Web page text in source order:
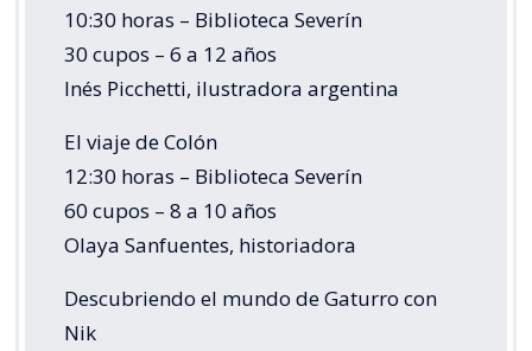
10:30 horas – Biblioteca Severín
30 cupos – 6 a 12 años
Inés Picchetti, ilustradora argentina
El viaje de Colón
12:30 horas – Biblioteca Severín
60 cupos – 8 a 10 años
Olaya Sanfuentes, historiadora
Descubriendo el mundo de Gaturro con
Nik